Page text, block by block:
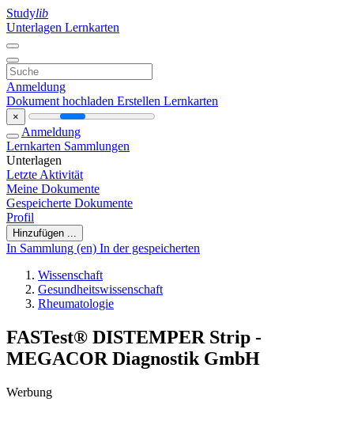
Studylib
Unterlagen Lernkarten
Anmeldung
Dokument hochladen Erstellen Lernkarten
×
Anmeldung
Lernkarten Sammlungen
Unterlagen
Letzte Aktivität
Meine Dokumente
Gespeicherte Dokumente
Profil
Hinzufügen ...
In Sammlung (en) In der gespeicherten
Wissenschaft
Gesundheitswissenschaft
Rheumatologie
FASTest® DISTEMPER Strip -
MEGACOR Diagnostik GmbH
Werbung